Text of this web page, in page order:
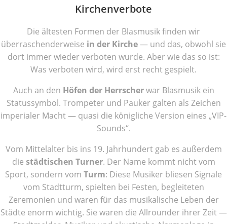
Kirchenverbote
Die ältesten Formen der Blasmusik finden wir
überraschenderweise in der Kirche— und das, obwohl sie
dort immer wieder verboten wurde. Aber wie das so ist:
Was verboten wird, wird erst recht gespielt.
Auch an den Höfen der Herrscherwar Blasmusik ein
Statussymbol. Trompeter und Pauker galten als Zeichen
imperialer Macht — quasi die königliche Version eines „VIP-
Sounds“.
Vom Mittelalter bis ins 19. Jahrhundert gab es außerdem
die städtischen Turner. Der Name kommt nicht vom
Sport, sondern vom Turm: Diese Musiker bliesen Signale
vom Stadtturm, spielten bei Festen, begleiteten
Zeremonien und waren für das musikalische Leben der
Städte enorm wichtig. Sie waren die Allrounder ihrer Zeit —